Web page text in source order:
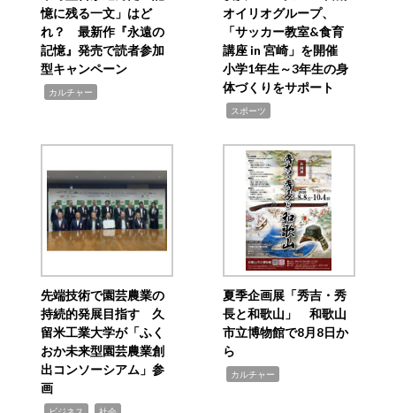
憶に残る一文」はど
れ？ 最新作『永遠の
記憶』発売で読者参加
型キャンペーン
カルチャー
オイリオグループ、
「サッカー教室&食育
講座 in 宮崎」を開催
小学1年生～3年生の身
体づくりをサポート
スポーツ
先端技術で園芸農業の
持続的発展目指す 久
留米工業大学が「ふく
おか未来型園芸農業創
出コンソーシアム」参
画
夏季企画展「秀吉・秀
長と和歌山」 和歌山
市立博物館で8月8日か
ら
カルチャー